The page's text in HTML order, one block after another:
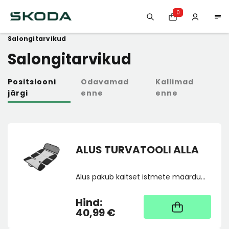
0
Salongitarvikud
Salongitarvikud
Positsiooni
järgi
Odavamad
enne
Kallimad
enne
ALUS TURVATOOLI ALLA
Alus pakub kaitset istmete määrdumise ning kahjustuste eest.
Hind:
40,99 €